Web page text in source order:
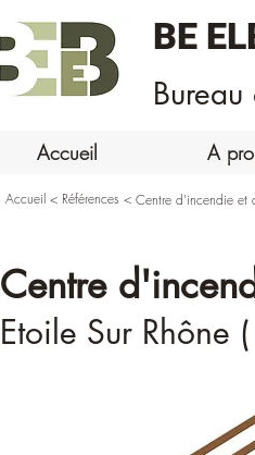
BE
Accueil A
Accueil < Références < Centre d'incendie et
Centre
Etoile Sur Rhône